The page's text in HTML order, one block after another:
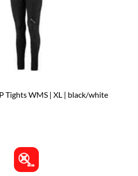
Tights WMS | XL | black/white